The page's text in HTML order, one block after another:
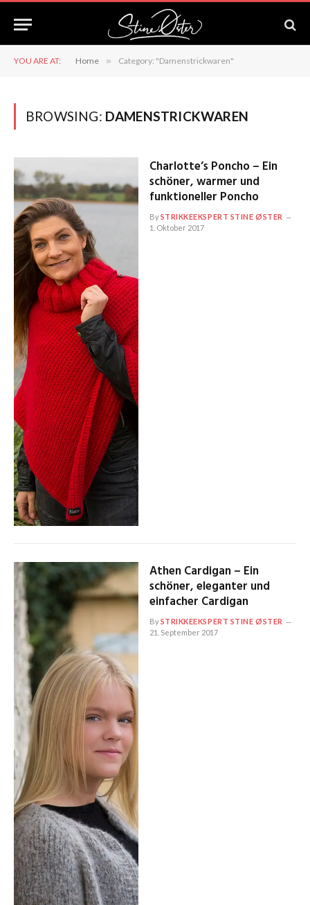
YOU ARE AT: Home » Category: "Damenstrickwaren"
BROWSING: DAMENSTRICKWAREN
Charlotte’s Poncho – Ein
schöner, warmer und
funktioneller Poncho
BySTRIKKEEKSPERT STINE ØSTER
1. Oktober 2017
Athen Cardigan – Ein
schöner, eleganter und
einfacher Cardigan
BySTRIKKEEKSPERT STINE ØSTER
21. September 2017